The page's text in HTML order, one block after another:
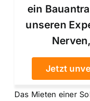
ein
unseren
Jetzt
Das Mieten einer